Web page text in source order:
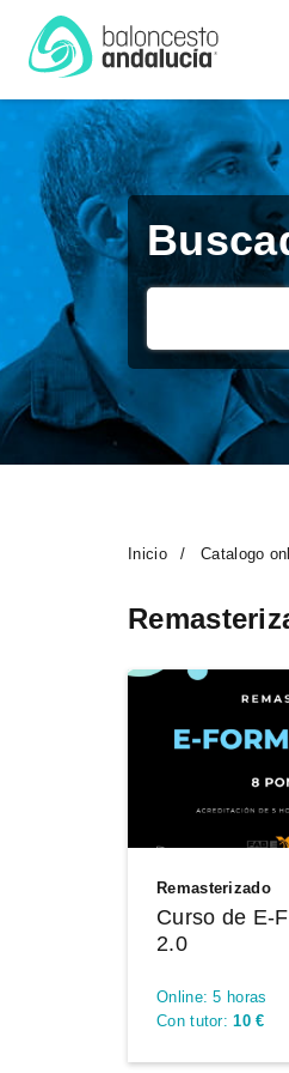
Inicio Catalogo
Remasterizado
Curso de E-
2.0
Online: 5 horas
Con tutor:10 €